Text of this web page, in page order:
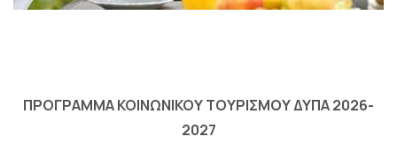
ΠΡΟΓΡΑΜΜΑ ΚΟΙΝΩΝΙΚΟΥ ΤΟΥΡΙΣΜΟΥ ΔΥΠΑ 2026-
2027